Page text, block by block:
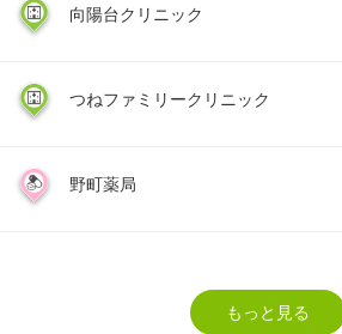
向陽台クリニック
つねファミリークリニック
野町薬局
もっと見る